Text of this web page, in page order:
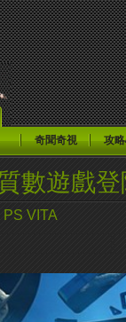
奇聞奇視 攻
數遊戲
PS VITA